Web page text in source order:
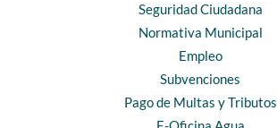
Seguridad Ciudadana
Normativa Municipal
Empleo
Subvenciones
Pago de Multas y Tributos